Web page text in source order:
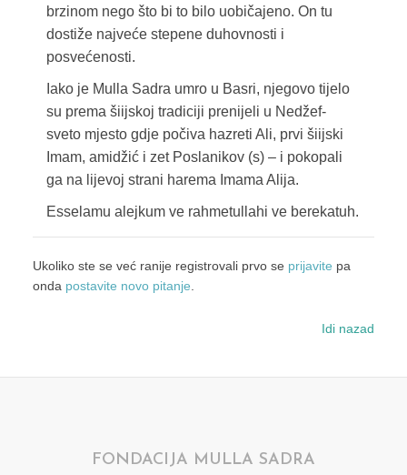
brzinom nego što bi to bilo uobičajeno. On tu
dostiže najveće stepene duhovnosti i
posvećenosti.
Iako je Mulla Sadra umro u Basri, njegovo tijelo
su prema šiijskoj tradiciji prenijeli u Nedžef-
sveto mjesto gdje počiva hazreti Ali, prvi šiijski
Imam, amidžić i zet Poslanikov (s) – i pokopali
ga na lijevoj strani harema Imama Alija.
Esselamu alejkum ve rahmetullahi ve berekatuh.
Ukoliko ste se već ranije registrovali prvo se prijavite pa
onda postavite novo pitanje.
Idi nazad
FONDACIJA MULLA SADRA